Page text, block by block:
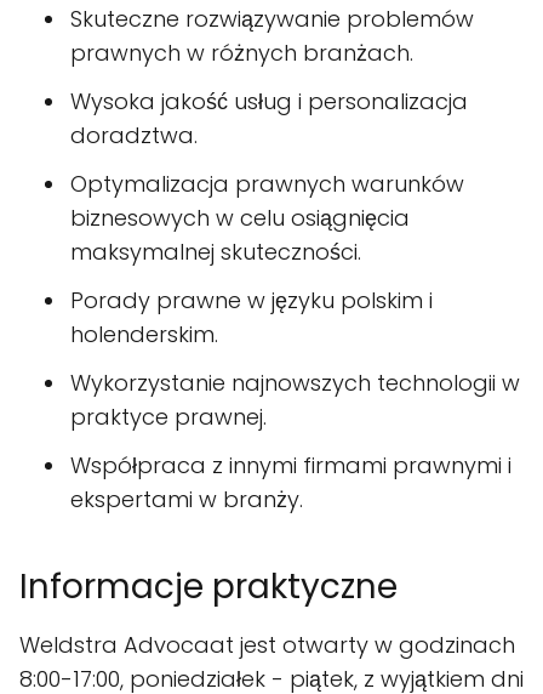
Skuteczne rozwiązywanie problemów
prawnych w różnych branżach.
Wysoka jakość usług i personalizacja
doradztwa.
Optymalizacja prawnych warunków
biznesowych w celu osiągnięcia
maksymalnej skuteczności.
Porady prawne w języku polskim i
holenderskim.
Wykorzystanie najnowszych technologii w
praktyce prawnej.
Współpraca z innymi firmami prawnymi i
ekspertami w branży.
Informacje praktyczne
Weldstra Advocaat jest otwarty w godzinach
8:00-17:00, poniedziałek - piątek, z wyjątkiem dni